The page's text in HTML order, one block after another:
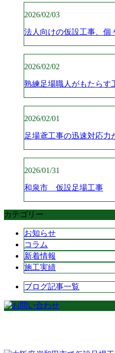
2026/02/03
法人向けの仮設工事、個
2026/02/02
熟練足場職人がもたらす
2026/02/01
足場鳶工事の迅速対応力
2026/01/31
和泉市 仮設足場工事
カテゴリー
お知らせ
コラム
新着情報
施工実績
ブログ記事一覧